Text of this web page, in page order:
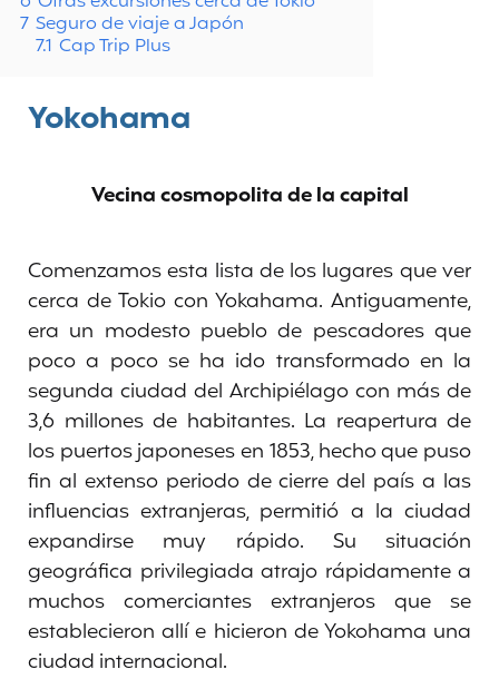
7 Seguro de viaje a Japón
7.1 Cap Trip Plus
Yokohama
Vecina cosmopolita de la capital
Comenzamos esta lista de los lugares que ver
cerca de Tokio con Yokahama. Antiguamente,
era un modesto pueblo de pescadores que
poco a poco se ha ido transformado en la
segunda ciudad del Archipiélago con más de
3,6 millones de habitantes. La reapertura de
los puertos japoneses en 1853, hecho que puso
fin al extenso periodo de cierre del país a las
influencias extranjeras, permitió a la ciudad
expandirse muy rápido. Su situación
geográfica privilegiada atrajo rápidamente a
muchos comerciantes extranjeros que se
establecieron allí e hicieron de Yokohama una
ciudad internacional.